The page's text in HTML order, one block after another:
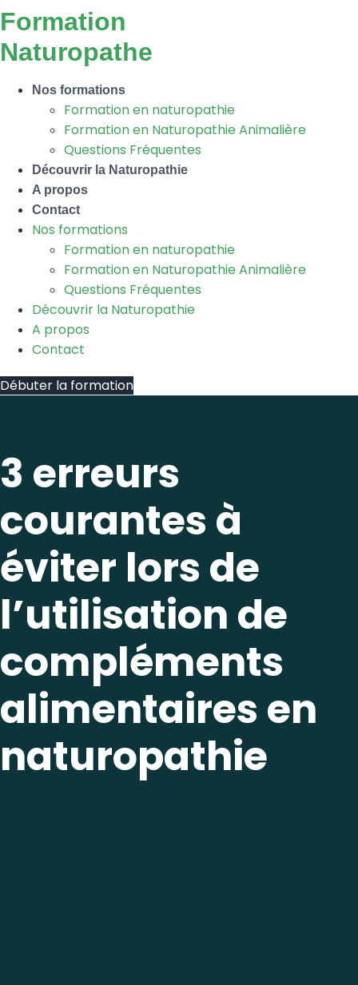
Aller
au
contenu
Formation
Naturopathe
Nos formations
Formation en naturopathie
Formation en Naturopathie Animalière
Questions Fréquentes
Découvrir la Naturopathie
A propos
Contact
Nos formations
Formation en naturopathie
Formation en Naturopathie Animalière
Questions Fréquentes
Découvrir la Naturopathie
A propos
Contact
Débuter la formation
3 erreurs
courantes à
éviter lors de
l’utilisation de
compléments
alimentaires en
naturopathie